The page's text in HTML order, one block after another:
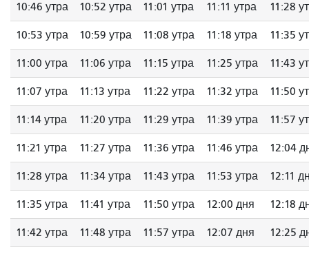
10:46 утра 10:52 утра 11:01 утра 11:11 утра 11:28
10:53 утра 10:59 утра 11:08 утра 11:18 утра 11:35
11:00 утра 11:06 утра 11:15 утра 11:25 утра 11:43
11:07 утра 11:13 утра 11:22 утра 11:32 утра 11:50
11:14 утра 11:20 утра 11:29 утра 11:39 утра 11:57
11:21 утра 11:27 утра 11:36 утра 11:46 утра 12:04
11:28 утра 11:34 утра 11:43 утра 11:53 утра 12:11
11:35 утра 11:41 утра 11:50 утра 12:00 дня 12:18
11:42 утра 11:48 утра 11:57 утра 12:07 дня 12:25